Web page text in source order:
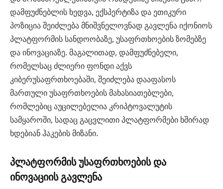
დამფუძნებლის ხედვა, ექსპერტიზა და ეთიკური
პოზიცია შეიძლება მნიშვნელოვნად გავლენა იქონიოს
პლატფორმის სანდოობაზე, უსაფრთხოების ზომებზე
და ინოვაციაზე. მაგალითად, დამფუძნებელი,
რომელსაც ძლიერი ფონდი აქვს
კიბერუსაფრთხოებაში, შეიძლება დააფასოს
მართული უსაფრთხოების მახასიათებლები,
რომლებიც აუცილებელია კრიპტოვალუტის
სამყაროში, სადაც გაცვლითი პლატფორმები ხშირად
ხდებიან ჰაკების მიზანი.
პლატფორმის უსაფრთხოების და
ინოვაციის გავლენა